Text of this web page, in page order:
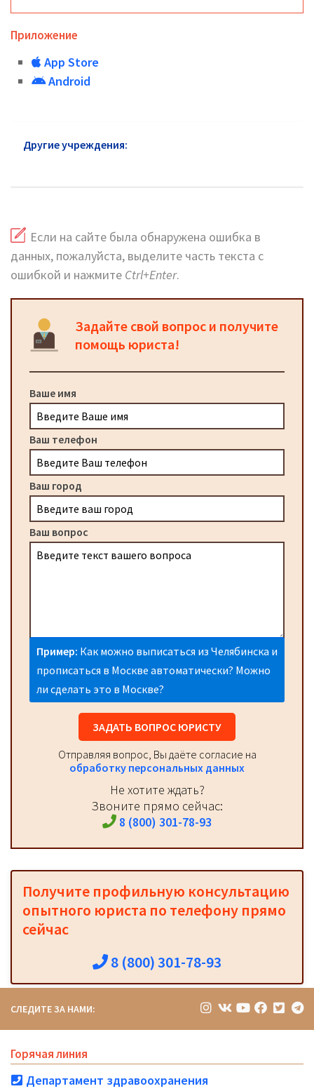
Приложение
App Store
Android
Другие учреждения:
Если на сайте была обнаружена ошибка в
данных, пожалуйста, выделите часть текста с
ошибкой и нажмите Ctrl+Enter.
Задайте свой вопрос и получите
помощь юриста!
Ваше имя
Ваш телефон
Ваш город
Ваш вопрос
Пример: Как можно выписаться из Челябинска и
прописаться в Москве автоматически? Можно
ли сделать это в Москве?
ЗАДАТЬ ВОПРОС ЮРИСТУ
Отправляя вопрос, Вы даёте согласие на
обработку персональных данных
Не хотите ждать?
Звоните прямо сейчас:
8 (800) 301-78-93
Получите профильную консультацию
опытного юриста по телефону прямо
сейчас
8 (800) 301-78-93
СЛЕДИТЕ ЗА НАМИ:
Горячая линия
Департамент здравоохранения